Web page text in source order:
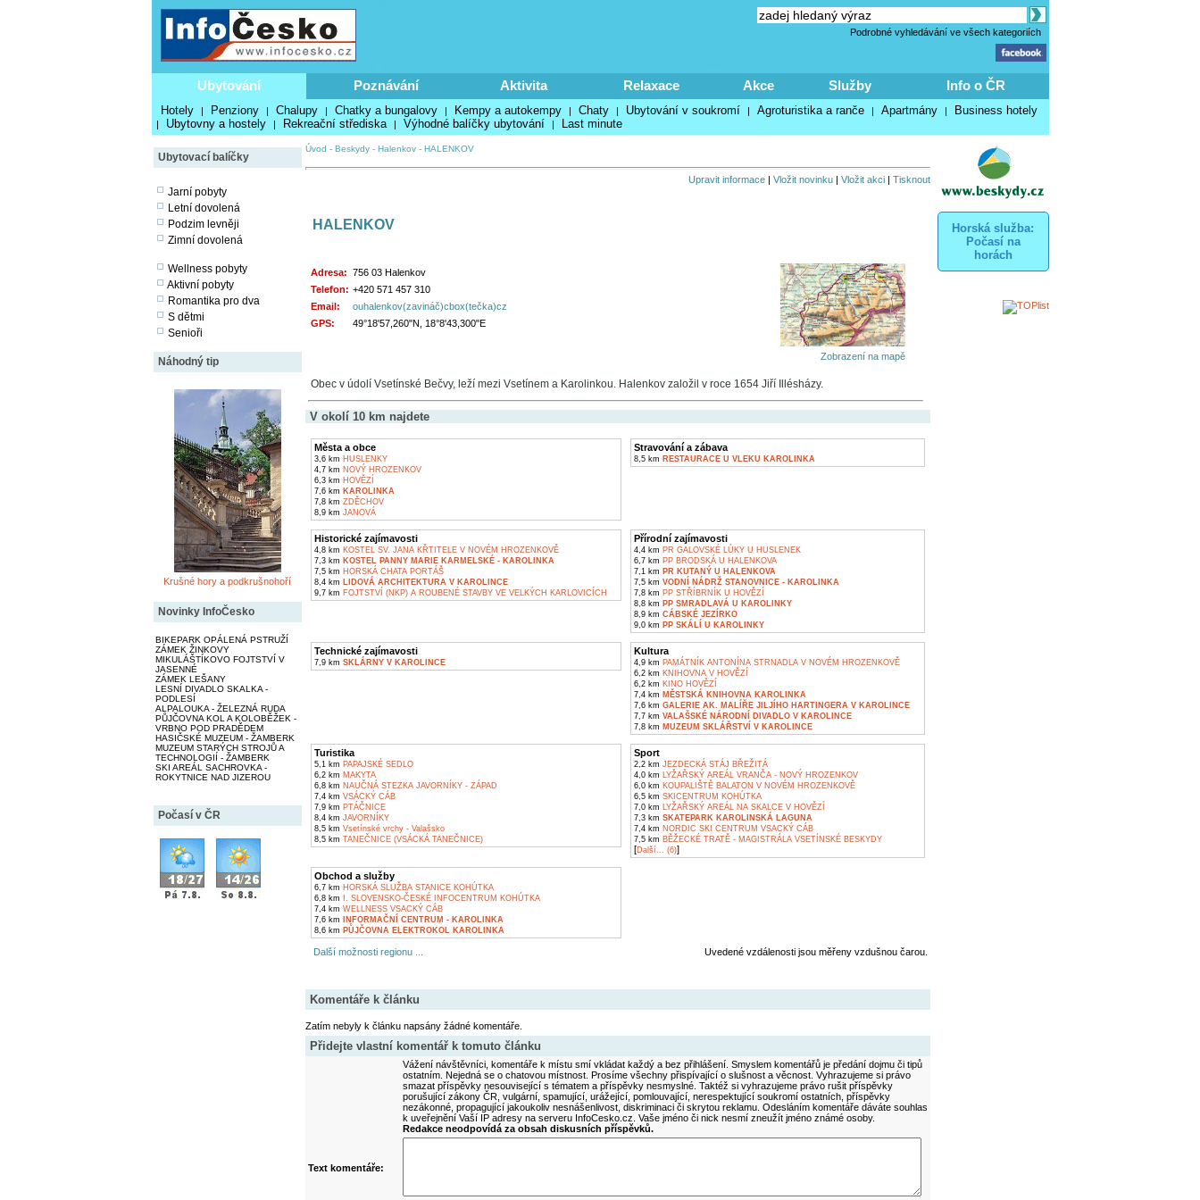
Podrobné vyhledávání ve všech kategoriích
Ubytování Poznávání Aktivita Relaxace Akce Služby Info o ČR
Hotely | Penziony | Chalupy | Chatky a bungalovy | Kempy a autokempy | Chaty | Ubytování v soukromí | Agroturistika a ranče | Apartmány | Business hotely
| Ubytovny a hostely | Rekreační střediska | Výhodné balíčky ubytování | Last minute
Ubytovací balíčky
Jarní pobyty
Letní dovolená
Podzim levněji
Zimní dovolená
Wellness pobyty
Aktivní pobyty
Romantika pro dva
S dětmi
Senioři
Náhodný tip
Krušné hory a podkrušnohoří
Novinky InfoČesko
BIKEPARK OPÁLENÁ PSTRUŽÍ
ZÁMEK ŽINKOVY
MIKULÁŠTÍKOVO FOJTSTVÍ V
JASENNÉ
ZÁMEK LEŠANY
LESNÍ DIVADLO SKALKA -
PODLESÍ
ALPALOUKA - ŽELEZNÁ RUDA
PŮJČOVNA KOL A KOLOBĚŽEK -
VRBNO POD PRADĚDEM
HASIČSKÉ MUZEUM - ŽAMBERK
MUZEUM STARÝCH STROJŮ A
TECHNOLOGIÍ - ŽAMBERK
SKI AREÁL SACHROVKA -
ROKYTNICE NAD JIZEROU
Počasí v ČR
Úvod - Beskydy- Halenkov- HALENKOV
Upravit informace| Vložit novinku| Vložit akci| Tisknout
HALENKOV
Adresa: 756 03 Halenkov
Telefon: +420 571 457 310
Email:
ouhalenkov(zavináč)cbox(tečka)cz
GPS:
49°18'57,260"N, 18°8'43,300"E
Zobrazení na mapě
Obec v údolí Vsetínské Bečvy, leží mezi Vsetínem a Karolinkou. Halenkov založil v roce 1654 Jiří Illésházy.
V okolí 10 km najdete
Města a obce
3,6 km HUSLENKY
4,7 km NOVÝ HROZENKOV
6,3 km HOVĚZÍ
7,6 km KAROLINKA
7,8 km ZDĚCHOV
8,9 km JANOVÁ
Stravování a zábava
8,5 km RESTAURACE U VLEKU KAROLINKA
Historické zajímavosti
4,8 km KOSTEL SV. JANA KŘTITELE V NOVÉM HROZENKOVĚ
7,3 km KOSTEL PANNY MARIE KARMELSKÉ - KAROLINKA
7,5 km HORSKÁ CHATA PORTÁŠ
8,4 km LIDOVÁ ARCHITEKTURA V KAROLINCE
9,7 km FOJTSTVÍ (NKP) A ROUBENÉ STAVBY VE VELKÝCH KARLOVICÍCH
Přírodní zajímavosti
4,4 km PR GALOVSKÉ LÚKY U HUSLENEK
6,7 km PP BRODSKÁ U HALENKOVA
7,1 km PR KUTANÝ U HALENKOVA
7,5 km VODNÍ NÁDRŽ STANOVNICE - KAROLINKA
7,8 km PP STŘÍBRNÍK U HOVĚZÍ
8,8 km PP SMRADLAVÁ U KAROLINKY
8,9 km CÁBSKÉ JEZÍRKO
9,0 km PP SKÁLÍ U KAROLINKY
Technické zajímavosti
7,9 km SKLÁRNY V KAROLINCE
Kultura
4,9 km PAMÁTNÍK ANTONÍNA STRNADLA V NOVÉM HROZENKOVĚ
6,2 km KNIHOVNA V HOVĚZÍ
6,2 km KINO HOVĚZÍ
7,4 km MĚSTSKÁ KNIHOVNA KAROLINKA
7,6 km GALERIE AK. MALÍŘE JILJÍHO HARTINGERA V KAROLINCE
7,7 km VALAŠSKÉ NÁRODNÍ DIVADLO V KAROLINCE
7,8 km MUZEUM SKLÁŘSTVÍ V KAROLINCE
Turistika
5,1 km PAPAJSKÉ SEDLO
6,2 km MAKYTA
6,8 km NAUČNÁ STEZKA JAVORNÍKY - ZÁPAD
7,4 km VSÁCKÝ CÁB
7,9 km PTÁČNICE
8,4 km JAVORNÍKY
8,5 km Vsetínské vrchy - Valašsko
8,5 km TANEČNICE (VSÁCKÁ TANEČNICE)
Sport
2,2 km JEZDECKÁ STÁJ BŘEŽITÁ
4,0 km LYŽAŘSKÝ AREÁL VRANČA - NOVÝ HROZENKOV
6,0 km KOUPALIŠTĚ BALATON V NOVÉM HROZENKOVĚ
6,5 km SKICENTRUM KOHÚTKA
7,0 km LYŽAŘSKÝ AREÁL NA SKALCE V HOVĚZÍ
7,3 km SKATEPARK KAROLINSKÁ LAGUNA
7,4 km NORDIC SKI CENTRUM VSACKÝ CÁB
7,5 km BĚŽECKÉ TRATĚ - MAGISTRÁLA VSETÍNSKÉ BESKYDY
[Další... (6)]
Obchod a služby
6,7 km HORSKÁ SLUŽBA STANICE KOHÚTKA
6,8 km I. SLOVENSKO-ČESKÉ INFOCENTRUM KOHÚTKA
7,4 km WELLNESS VSACKÝ CÁB
7,6 km
INFORMAČNÍ CENTRUM - KAROLINKA
8,6 km PŮJČOVNA ELEKTROKOL KAROLINKA
Další možnosti regionu ... Uvedené vzdálenosti jsou měřeny vzdušnou čarou.
Komentáře k článku
Zatím nebyly k článku napsány žádné komentáře.
Přidejte vlastní komentář k tomuto článku
Vážení návštěvníci, komentáře k místu smí vkládat každý a bez přihlášení. Smyslem komentářů je předání dojmu či tipů
ostatním. Nejedná se o chatovou místnost. Prosíme všechny přispívající o slušnost a věcnost. Vyhrazujeme si právo
smazat příspěvky nesouvisející s tématem a příspěvky nesmyslné. Taktéž si vyhrazujeme právo rušit příspěvky
porušující zákony ČR, vulgární, spamující, urážející, pomlouvající, nerespektující soukromí ostatních, příspěvky
nezákonné, propagující jakoukoliv nesnášenlivost, diskriminaci či skrytou reklamu. Odesláním komentáře dáváte souhlas
k uveřejnění Vaší IP adresy na serveru InfoCesko.cz. Vaše jméno či nick nesmí zneužít jméno známé osoby.
Redakce neodpovídá za obsah diskusních příspěvků.
Text komentáře:
Horská služba:
Počasí na
horách